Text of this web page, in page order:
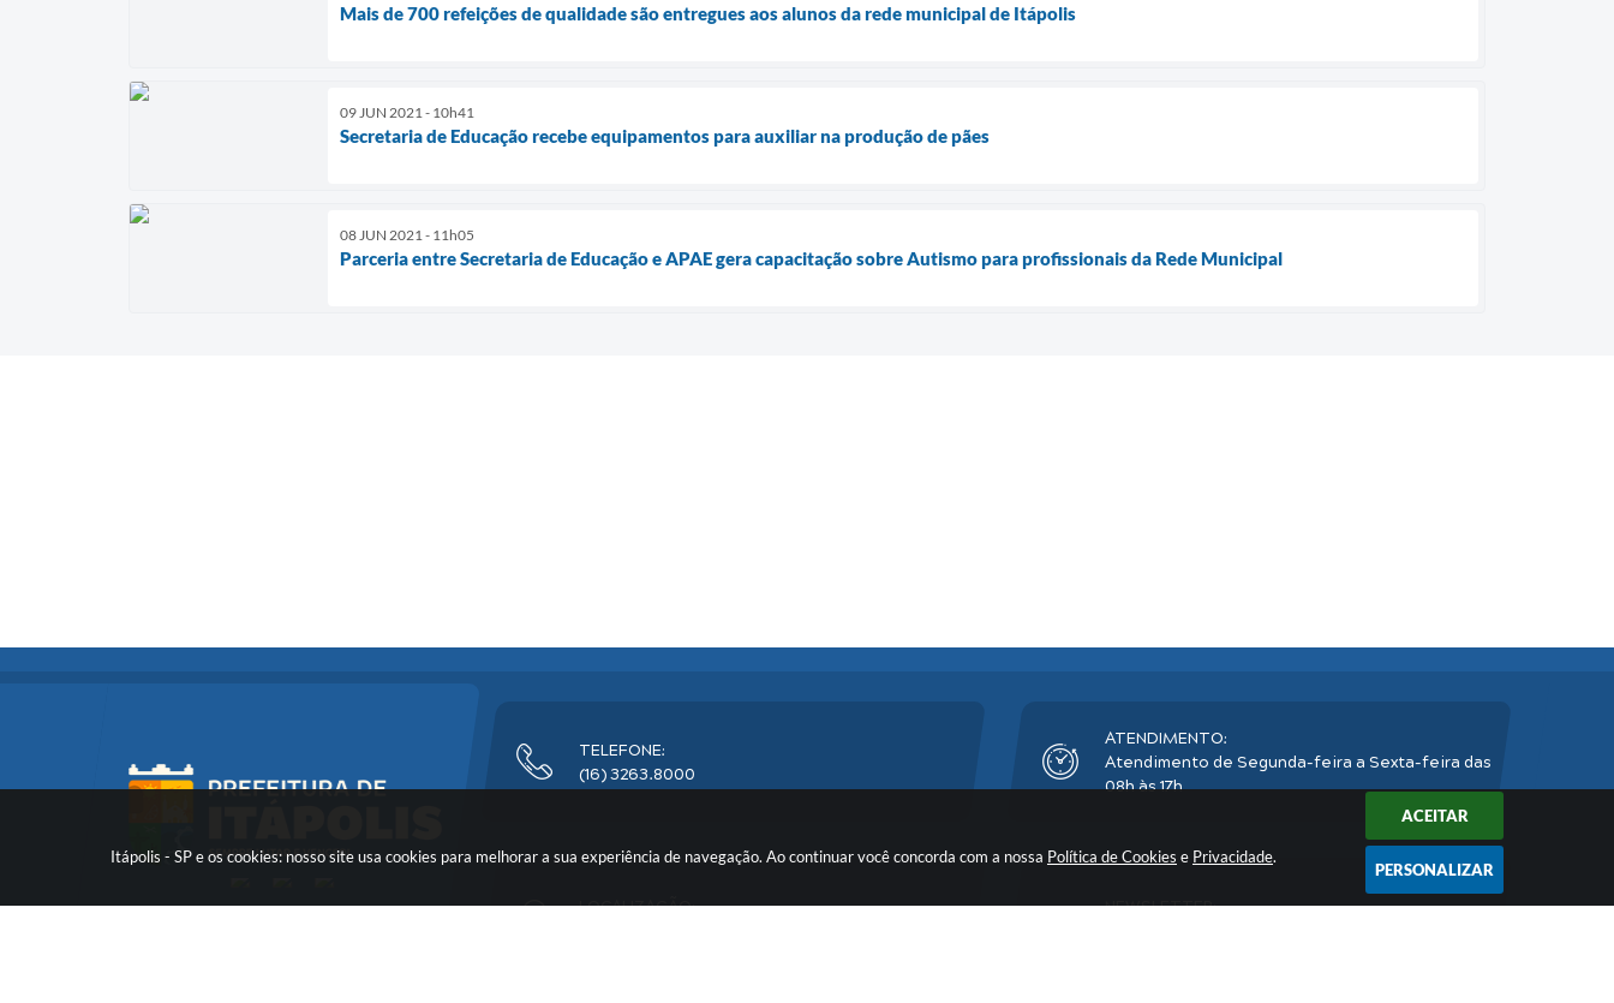
Itápolis - SP e os cookies: nosso site usa cookies para melhorar a sua experiência de navegação. Ao continuar você concorda com a nossa Política de Cookies e Privacidade.
ACEITAR
PERSONALIZAR
Mais de 700 refeições de qualidade são entregues aos alunos da rede municipal de Itápolis
09 JUN 2021 - 10h41
Secretaria de Educação recebe equipamentos para auxiliar na produção de pães
08 JUN 2021 - 11h05
Parceria entre Secretaria de Educação e APAE gera capacitação sobre Autismo para profissionais da Rede Municipal
TELEFONE:
(16) 3263.8000
ATENDIMENTO:
Atendimento de Segunda-feira a Sexta-feira das
08h às 17h
LOCALIZAÇÃO:
NEWSLETTER: